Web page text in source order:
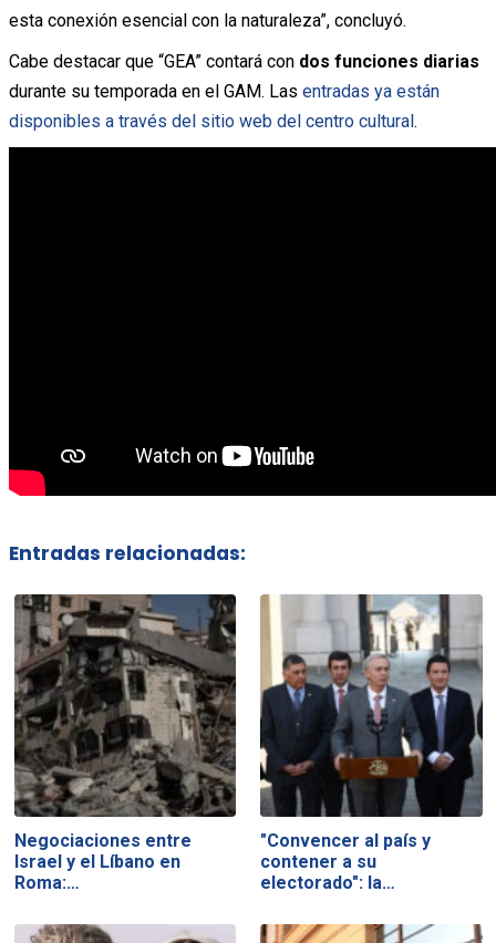
esta conexión esencial con la naturaleza”, concluyó.
Cabe destacar que “GEA” contará con dos funciones diarias
durante su temporada en el GAM. Las entradas ya están
disponibles a través del sitio web del centro cultural.
Entradas relacionadas:
Negociaciones entre
Israel y el Líbano en
Roma:…
"Convencer al país y
contener a su
electorado": la…